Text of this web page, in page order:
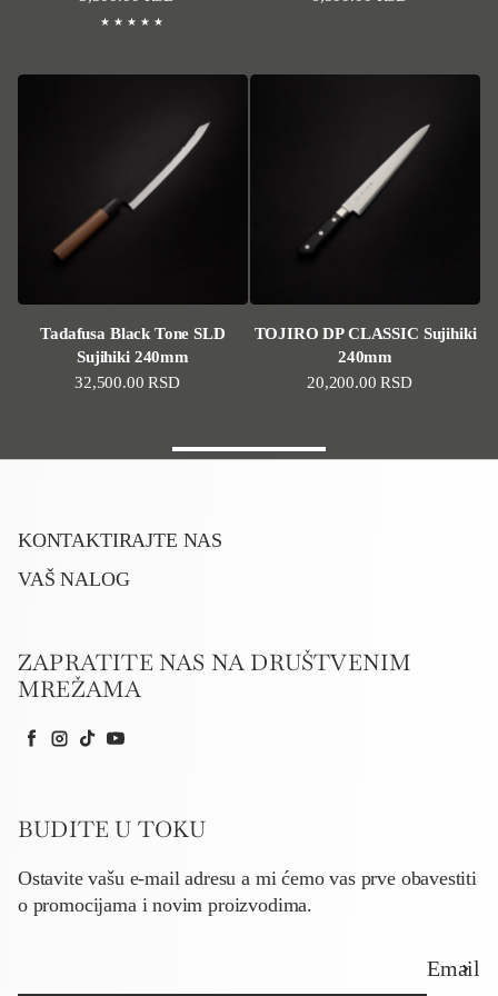
Tadafusa Black Tone SLD
Sujihiki 240mm
Standardna cena
32,500.00 RSD
TOJIRO DP CLASSIC Sujihiki
240mm
Standardna cena
20,200.00 RSD
KONTAKTIRAJTE NAS
VAŠ NALOG
ZAPRATITE NAS NA DRUŠTVENIM
MREŽAMA
Facebook
Instagram
TikTokYouTube
BUDITE U TOKU
Ostavite vašu e-mail adresu a mi ćemo vas prve obavestiti
o promocijama i novim proizvodima.
Email